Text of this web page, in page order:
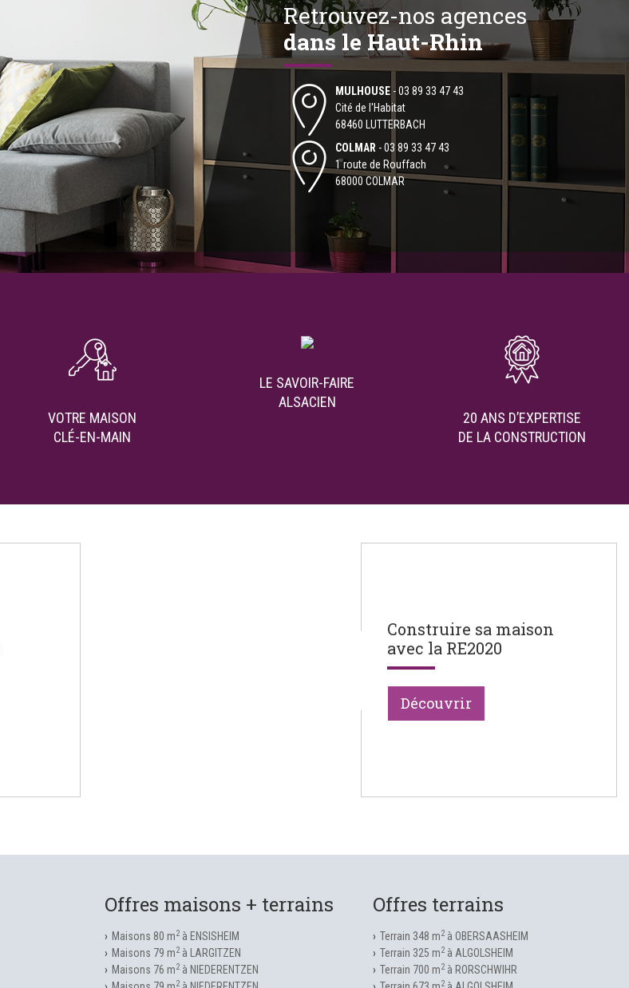
Retrouvez-nos agences
dans le Haut-Rhin
MULHOUSE -03 89 33 47 43
Cité de l'Habitat
68460 LUTTERBACH
COLMAR -03 89 33 47 43
1 route de Rouffach
68000 COLMAR
VOTRE MAISON
CLÉ-EN-MAIN
LE SAVOIR-FAIRE
ALSACIEN
20 ANS D’EXPERTISE
DE LA CONSTRUCTION
Construire sa maison
avec la RE2020
Découvrir
Offres maisons + terrains
Maisons 80 m2à ENSISHEIM
Maisons 79 m2à LARGITZEN
Maisons 76 m2à NIEDERENTZEN
2
Offres terrains
Terrain 348 m2à OBERSAASHEIM
Terrain 325 m2à ALGOLSHEIM
Terrain 700 m2à RORSCHWIHR
2